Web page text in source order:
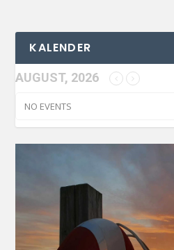
KALENDER
AUGUST, 2026
NO EVENTS